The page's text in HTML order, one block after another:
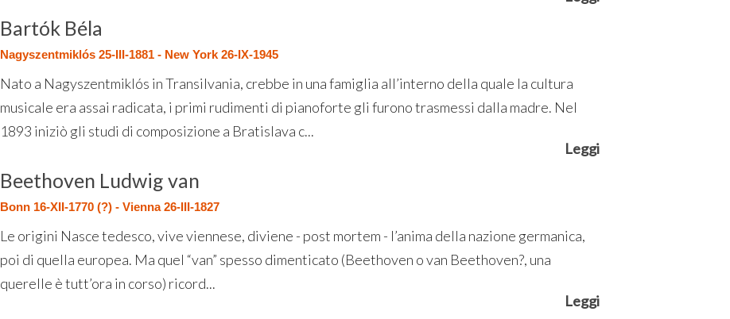
Bartók Béla
Nagyszentmiklós 25-III-1881 - New York 26-IX-1945
Nato a Nagyszentmiklós in Transilvania, crebbe in una famiglia all’interno della quale la cultura
musicale era assai radicata, i primi rudimenti di pianoforte gli furono trasmessi dalla madre. Nel
1893 iniziò gli studi di composizione a Bratislava c...
Leggi
Beethoven Ludwig van
Bonn 16-XII-1770 (?) - Vienna 26-III-1827
Le origini Nasce tedesco, vive viennese, diviene - post mortem - l’anima della nazione germanica,
poi di quella europea. Ma quel “van” spesso dimenticato (Beethoven o van Beethoven?, una
querelle è tutt’ora in corso) ricord...
Leggi